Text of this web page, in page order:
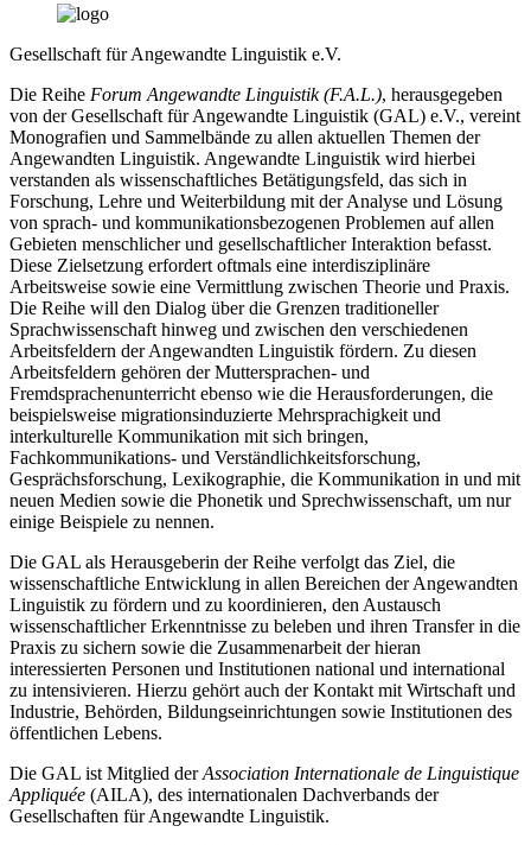
Gesellschaft für Angewandte Linguistik e.V.
Die Reihe Forum Angewandte Linguistik (F.A.L.), herausgegeben
von der Gesellschaft für Angewandte Linguistik (GAL) e.V., vereint
Monografien und Sammelbände zu allen aktuellen Themen der
Angewandten Linguistik. Angewandte Linguistik wird hierbei
verstanden als wissenschaftliches Betätigungsfeld, das sich in
Forschung, Lehre und Weiterbildung mit der Analyse und Lösung
von sprach- und kommunikationsbezogenen Problemen auf allen
Gebieten menschlicher und gesellschaftlicher Interaktion befasst.
Diese Zielsetzung erfordert oftmals eine interdisziplinäre
Arbeitsweise sowie eine Vermittlung zwischen Theorie und Praxis.
Die Reihe will den Dialog über die Grenzen traditioneller
Sprachwissenschaft hinweg und zwischen den verschiedenen
Arbeitsfeldern der Angewandten Linguistik fördern. Zu diesen
Arbeitsfeldern gehören der Muttersprachen- und
Fremdsprachenunterricht ebenso wie die Herausforderungen, die
beispielsweise migrationsinduzierte Mehrsprachigkeit und
interkulturelle Kommunikation mit sich bringen,
Fachkommunikations- und Verständlichkeitsforschung,
Gesprächsforschung, Lexikographie, die Kommunikation in und mit
neuen Medien sowie die Phonetik und Sprechwissenschaft, um nur
einige Beispiele zu nennen.
Die GAL als Herausgeberin der Reihe verfolgt das Ziel, die
wissenschaftliche Entwicklung in allen Bereichen der Angewandten
Linguistik zu fördern und zu koordinieren, den Austausch
wissenschaftlicher Erkenntnisse zu beleben und ihren Transfer in die
Praxis zu sichern sowie die Zusammenarbeit der hieran
interessierten Personen und Institutionen national und international
zu intensivieren. Hierzu gehört auch der Kontakt mit Wirtschaft und
Industrie, Behörden, Bildungseinrichtungen sowie Institutionen des
öffentlichen Lebens.
Die GAL ist Mitglied derAssociation Internationale de Linguistique
Appliquée (AILA), des internationalen Dachverbands der
Gesellschaften für Angewandte Linguistik.